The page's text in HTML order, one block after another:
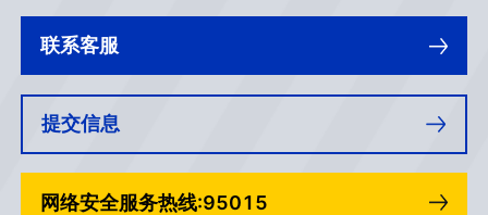
联系客服
提交信息
网络安全服务热线:95015